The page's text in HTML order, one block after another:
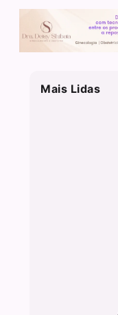
Mais Lidas